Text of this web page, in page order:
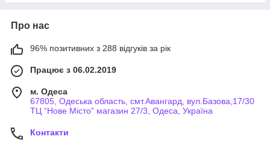
Про нас
96% позитивних з 288 відгуків за рік
Працює з 06.02.2019
м. Одеса
67805, Одеська область, смт.Авангард, вул.Базова,17/30
ТЦ “Нове Місто” магазин 27/3, Одеса, Україна
Контакти